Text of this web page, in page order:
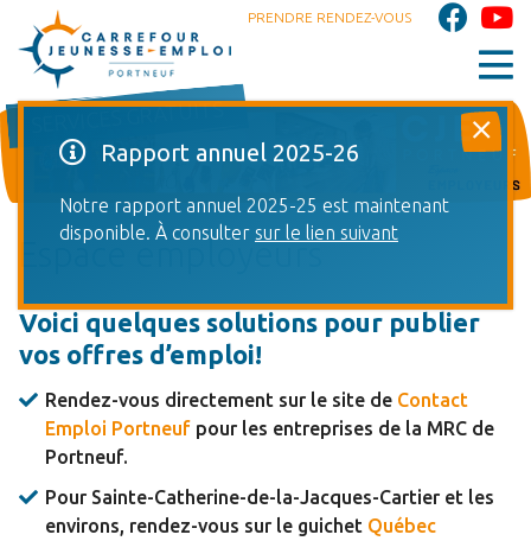
Rapport annuel 2025-26
Notre rapport annuel 2025-25 est maintenant
disponible. À consulter sur le lien suivant
PRENDRE RENDEZ-VOUS
SERVICES GRATUITS
Espace employeurs
Voici quelques solutions pour publier
vos offres d’emploi!
Rendez-vous directement sur le site de Contact
Emploi Portneuf pour les entreprises de la MRC de
Portneuf.
Pour Sainte-Catherine-de-la-Jacques-Cartier et les
environs, rendez-vous sur le guichet Québec